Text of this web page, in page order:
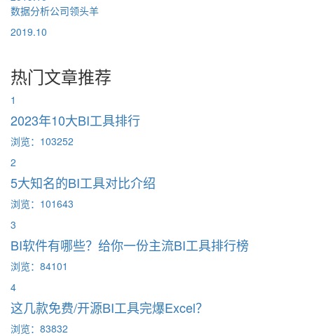
数据分析公司领头羊
2019.10
热门文章推荐
1
2023年10大BI工具排行
浏览：103252
2
5大知名的BI工具对比介绍
浏览：101643
3
BI软件有哪些？给你一份主流BI工具排行榜
浏览：84101
4
这几款免费/开源BI工具完爆Excel？
浏览：83832